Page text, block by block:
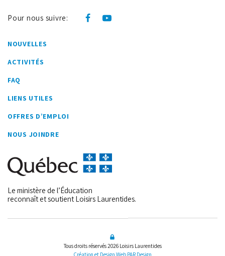
Pour nous suivre:
NOUVELLES
ACTIVITÉS
FAQ
LIENS UTILES
OFFRES D’EMPLOI
NOUS JOINDRE
Le ministère de l’Éducation
reconnaît et soutient Loisirs Laurentides.
Tous droits réservés 2026 Loisirs Laurentides